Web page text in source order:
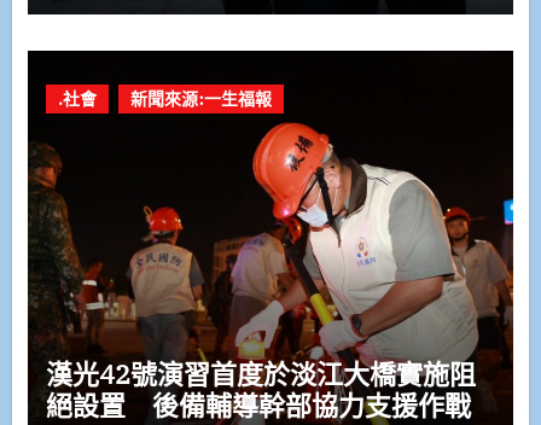
.社會 新聞來源:一生福報
漢光42號演習首度於淡江大橋實施阻
絕設置 後備輔導幹部協力支援作戰